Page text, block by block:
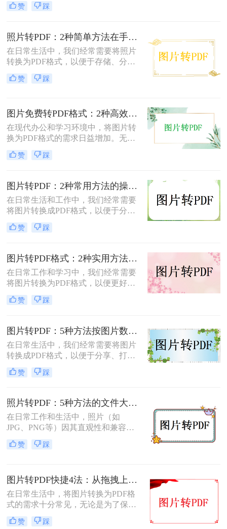
本文将介绍三种将图片转化为PDF格
和适用场景，您可以根据自己的需求
选择最合适的方式。
赞 踩
照片转PDF：2种简单方法在手机端和电脑端的操作差异！
在日常生活中，我们经常需要将照片
转换为PDF格式，以便于存储、分享
和打印。那么照片转pdf怎么弄呢？下
面将介绍两种简单实用的方法，帮助
赞 踩
图片免费转PDF格式：2种高效方法的转换速度和画质损失对比！
在现代办公和学习环境中，将图片转
换为PDF格式的需求日益增加。无论
是为了更好地保存、传输还是打印图
片，PDF格式因其跨平台兼容性和格
怎么转换成pdf格式免费呢？本文将介
绍两种免费且高效的图片转PDF的方
法。
赞 踩
图片转PDF：2种常用方法的操作步骤和格式保留设置！
在日常生活和工作中，我们经常需要
将图片转换成PDF格式，以便于分
享、打印或存档。那么如何把图片转
换成PDF呢？本文将介绍两种常用的
赞 踩
图片转PDF格式：2种实用方法的关键参数和输出质量对比！
在日常工作和学习中，我们经常需要
将图片转换为PDF格式，以便更好地
保存、分享和打印。那么如何将图片
转换为pdf格式呢？本文将介绍两种将
赞 踩
图片转PDF：5种方法按图片数量和文件大小选，大的别用在线！
在日常生活中，我们经常需要将图片
转换成PDF格式，以便于分享、打印
或存档。那么图片如何转换成pdf呢？
本文将介绍几种将图片转换成PDF的
换方式。
赞 踩
照片转PDF：5种方法的文件大小限制和画质保留实测！
在日常工作和生活中，照片（如
JPG、PNG等）因其直观性和兼容性
被广泛使用。然而，在需要整合多张
照片、提高安全性或便于打印时，将
文将详细介绍5种将照片转换为PDF的
常用高效方法，帮助用户根据需求选
择最适合的方案。
赞 踩
图片转PDF快捷4法：从拖拽上传到批量导出的操作流程！
在日常生活中，将图片转换为PDF格
式的需求十分常见，无论是为了保存
照片、制作电子相册，还是为了提交
报告和简历中的图片资料。那么图片
赞 踩